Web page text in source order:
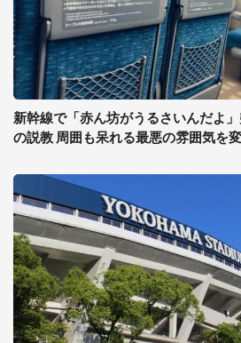
新幹線で「赤ん坊がうるさいんだよ
の説教 周囲も呆れる最悪の雰囲気を